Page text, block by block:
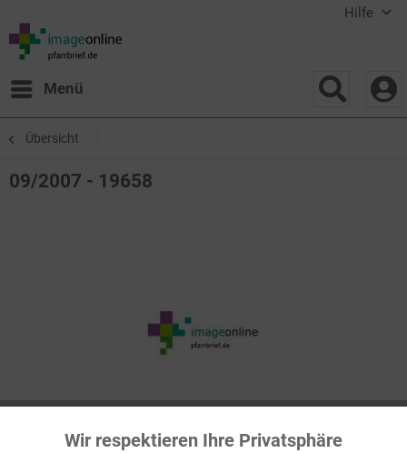
Hilfe
Menü
Übersicht
09/2007 - 19658
Funktionale Aktiv
Wir respektieren Ihre Privatsphäre